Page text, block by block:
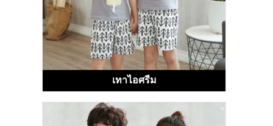
เทาไอศรีม